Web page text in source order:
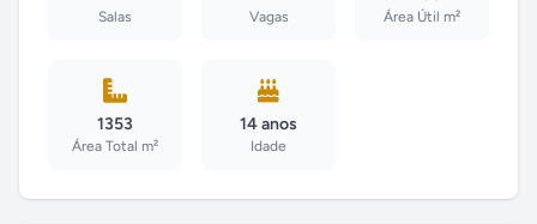
Salas Vagas Área Útil m²
1353
Área Total m²
14 anos
Idade